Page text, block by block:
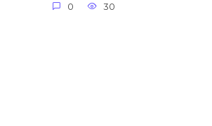
0 30